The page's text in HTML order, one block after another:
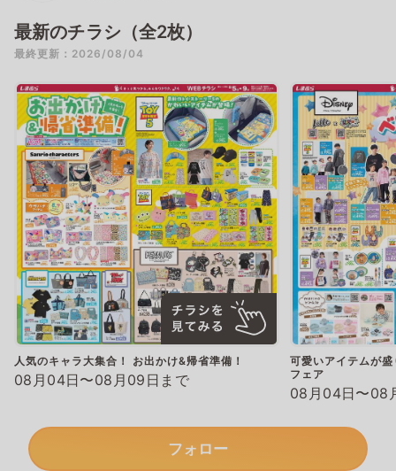
最新のチラシ（全2枚）
最終更新：2026/08/04
人気のキャラ大集合！ お出かけ&帰省準備！
08月04日〜08月09日まで
可愛いアイテムが
フェア
08月04日〜08
フォロー